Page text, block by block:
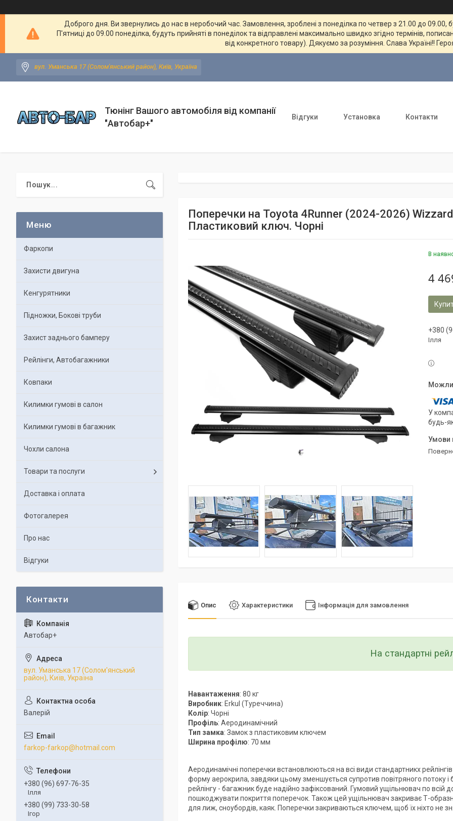
Доброго дня. Ви звернулись до нас в неробочий час. Замовлення, зроблені з понеділка по четвер з 21.00 до 09.00,
П'ятниці до 09.00 понеділка, будуть прийняті в понеділок та відправлені максимально швидко згідно термінів,
від конкретного товару). Дякуємо за розуміння. Слава Україні!!
вул. Уманська 17 (Солом'янський район), Київ, Україна
Тюнінг Вашого автомобіля від компанії
"Автобар+"
Відгуки Установка Контакти
Поперечки на Toyota 4Runner (2024-2026) Wizzard
Пластиковий ключ. Чорні
В
4
+380
Ілля
У
будь-
Опис Характеристики Інформація для замовлення
На стандартні
Навантаження: 80 кг
Виробник: Erkul (Туреччина)
Колір: Чорні
Профіль: Аеродинамічний
Тип замка: Замок з пластиковим ключем
Ширина профілю: 70 мм
Аеродинамічні поперечки встановлюються на всі види стандартникх
форму аерокрила, завдяки цьому зменшується супротив повітряного потоку
рейлінгу - багажник буде надійно зафіксований. Гумовий ущільнювач по
пошкоджувати покриття поперечок. Також цей ущільнювач закриває Т-
для лиж, сноубордів, каяк. Поперечки закриваються ключем, щоб їх ніхто не
Фаркопи
Захисти двигуна
Кенгурятники
Підножки, Бокові труби
Захист заднього бамперу
Рейлінги, Автобагажники
Ковпаки
Килимки гумові в салон
Килимки гумові в багажник
Чохли салона
Товари та послуги
Доставка і оплата
Фотогалерея
Про нас
Відгуки
Автобар+
вул. Уманська 17 (Солом'янський
район), Київ, Україна
Валерій
farkop-farkop@hotmail.com
+380 (96) 697-76-35
Ілля
+380 (99) 733-30-58
Ігор